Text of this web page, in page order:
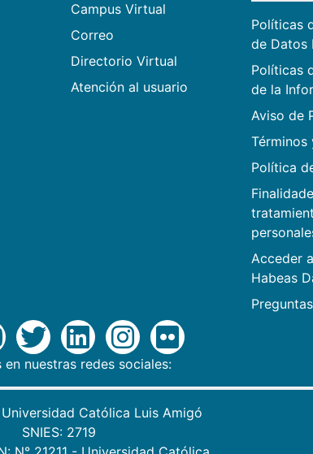
Campus Virtual
Correo
Directorio Virtual
Atención al usuario
Políticas
de Datos
Políticas
de la
Aviso de
Términos
Política
Acceder
Habeas
en nuestras redes sociales:
Católica Luis Amigó
SNIES: 2719